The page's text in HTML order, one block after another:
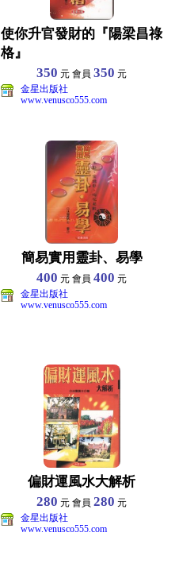
使你升官發財的『陽梁昌祿
格』
350 元 會員350 元
金星出版社
www.venusco555.com
簡易實用靈卦、易學
400 元 會員400 元
金星出版社
www.venusco555.com
偏財運風水大解析
280 元 會員280 元
金星出版社
www.venusco555.com